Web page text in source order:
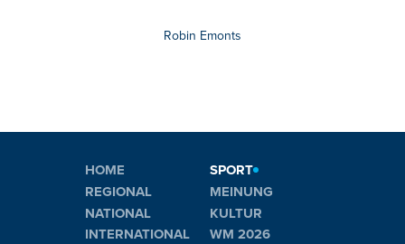
Robin Emonts
HOME
REGIONAL
NATIONAL
INTERNATIONAL
SPORT
MEINUNG
KULTUR
WM 2026